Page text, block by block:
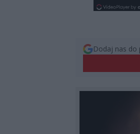
Dodaj nas do